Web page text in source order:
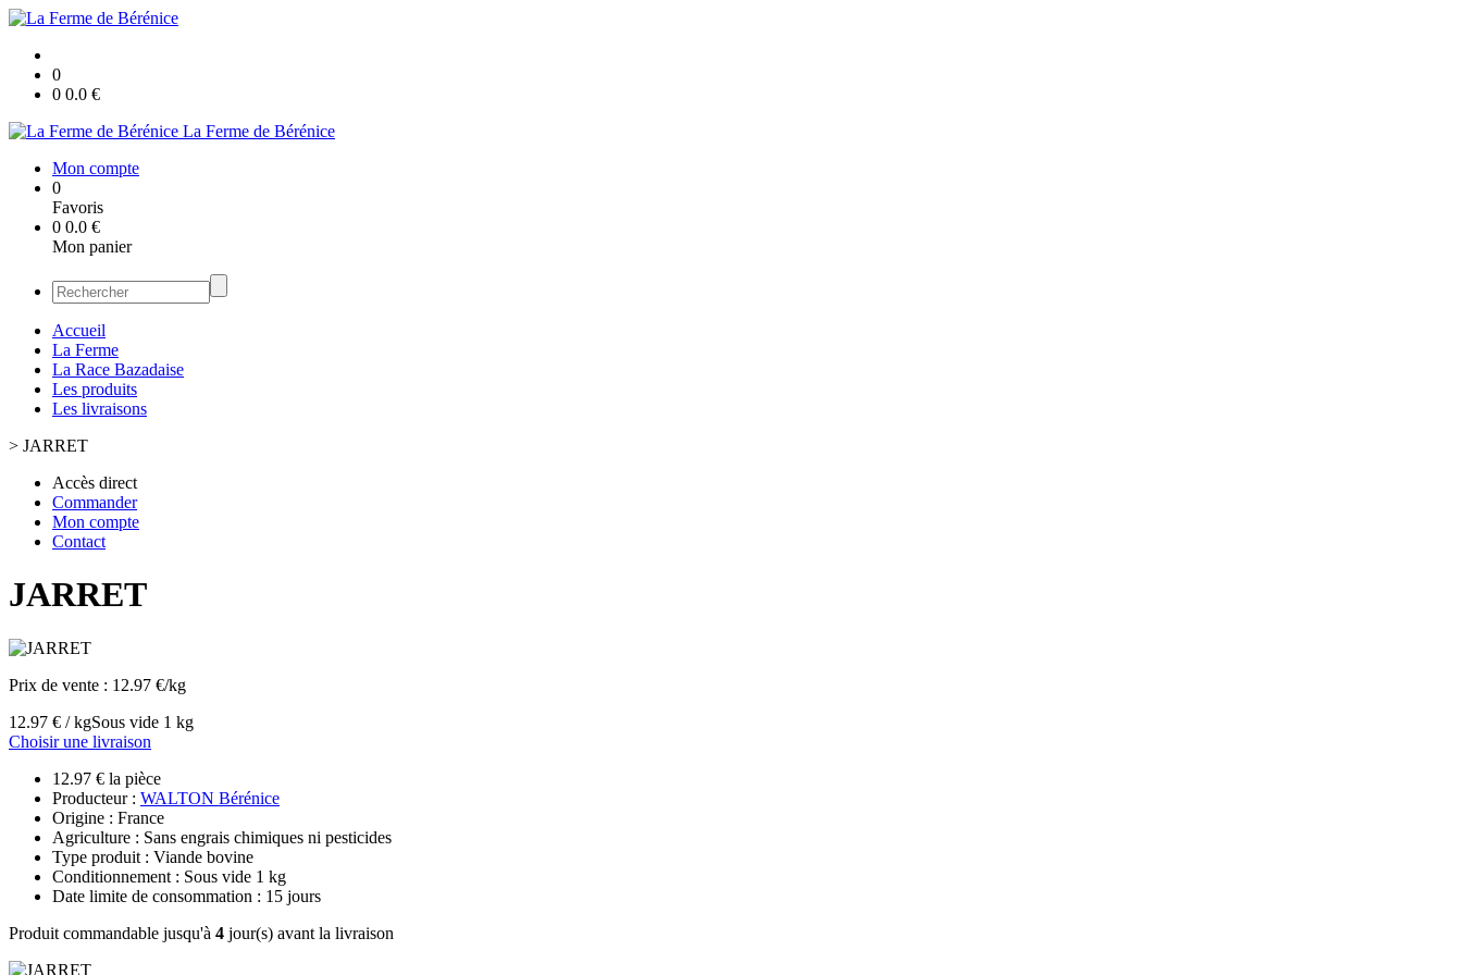
0
0 0.0 €
La Ferme de Bérénice
Mon compte
0
Favoris
0 0.0 €
Mon panier
Accueil
La Ferme
La Race Bazadaise
Les produits
Les livraisons
> JARRET
Accès direct
Commander
Mon compte
Contact
JARRET
Prix de vente : 12.97 €/kg
12.97 € / kgSous vide 1 kg
Choisir une livraison
12.97 € la pièce
Producteur : WALTON Bérénice
Origine : France
Agriculture : Sans engrais chimiques ni pesticides
Type produit : Viande bovine
Conditionnement : Sous vide 1 kg
Date limite de consommation : 15 jours
Produit commandable jusqu'à 4 jour(s) avant la livraison